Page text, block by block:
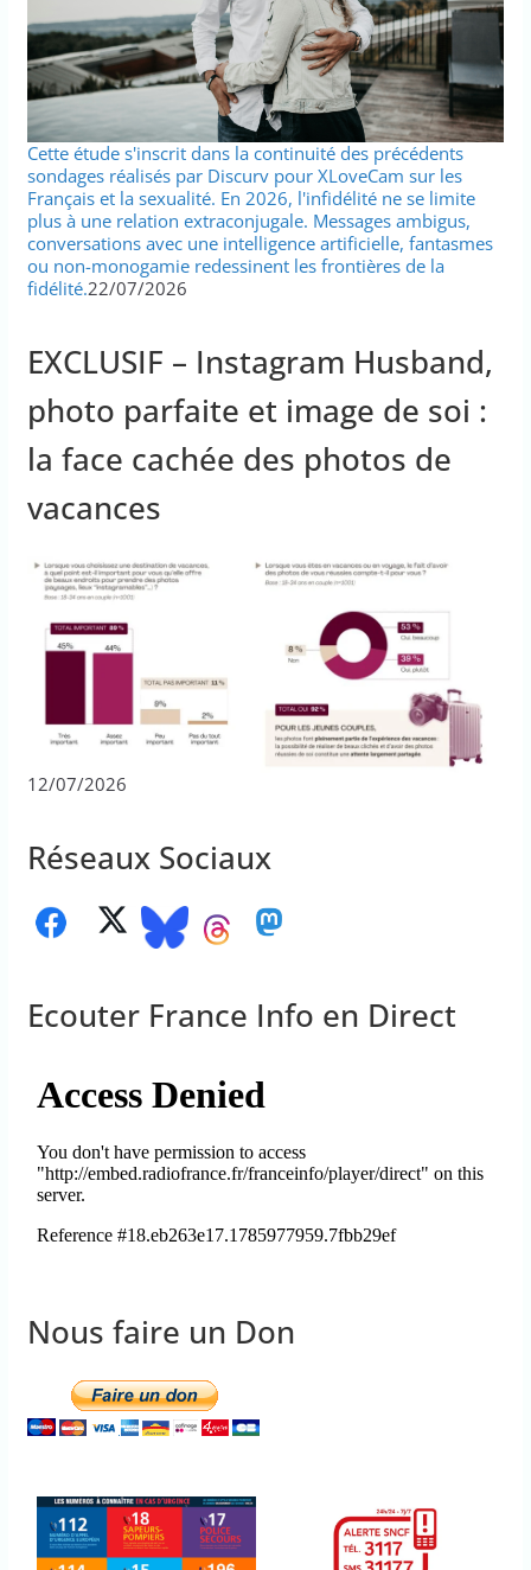
Cette étude s'inscrit dans la continuité des précédents
sondages réalisés par Discurv pour XLoveCam sur les
Français et la sexualité. En 2026, l'infidélité ne se limite
plus à une relation extraconjugale. Messages ambigus,
conversations avec une intelligence artificielle, fantasmes
ou non-monogamie redessinent les frontières de la
fidélité.22/07/2026
EXCLUSIF – Instagram Husband,
photo parfaite et image de soi :
la face cachée des photos de
vacances
12/07/2026
Réseaux Sociaux
Ecouter France Info en Direct
Nous faire un Don